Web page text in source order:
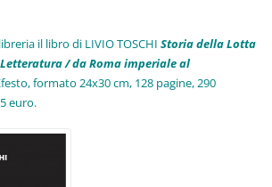
il libro di LIVIO TOSCHIStoria della Lotta
/ da Roma imperiale al
formato 24x30 cm, 128 pagine, 290
euro.